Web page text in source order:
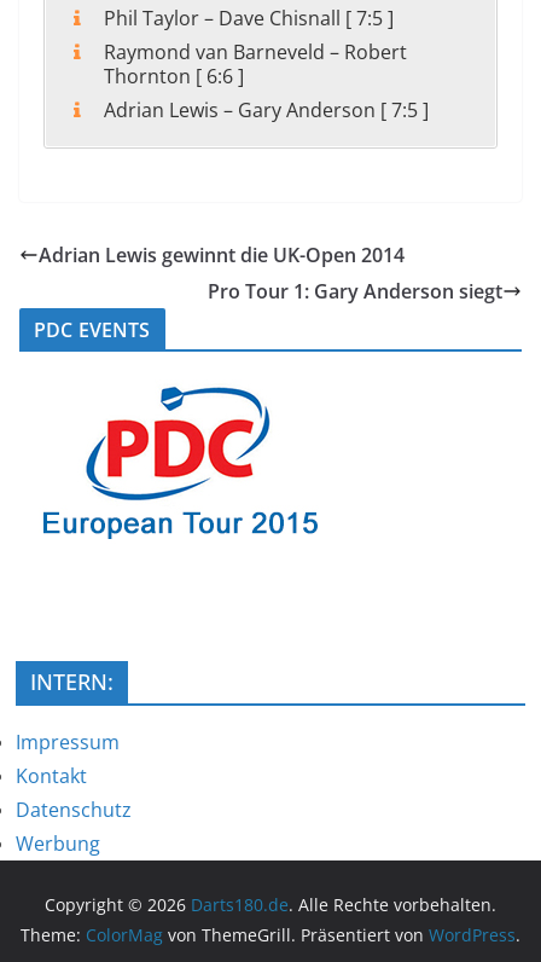
Phil Taylor – Dave Chisnall [ 7:5 ]
Raymond van Barneveld – Robert
Thornton [ 6:6 ]
Adrian Lewis – Gary Anderson [ 7:5 ]
Adrian Lewis gewinnt die UK-Open 2014
Pro Tour 1: Gary Anderson siegt
PDC EVENTS
INTERN:
Impressum
Kontakt
Datenschutz
Werbung
Copyright © 2026 Darts180.de. Alle Rechte vorbehalten.
Theme: ColorMag von ThemeGrill. Präsentiert von WordPress.